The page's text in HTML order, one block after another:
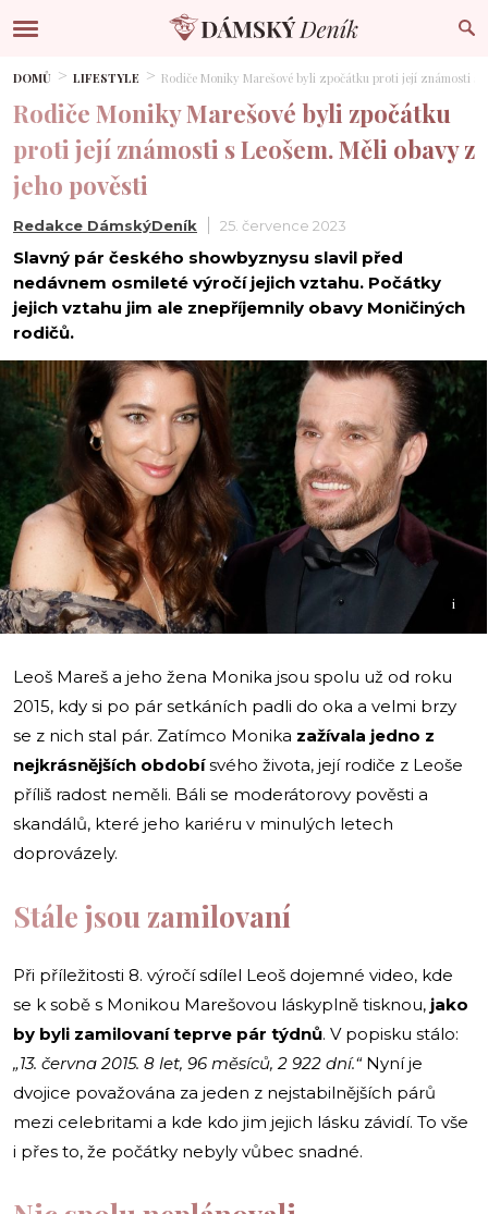
DOMŮ LIFESTYLE Rodiče Moniky Marešové byli zpočátku proti její známosti s
Rodiče Moniky Marešové byli zpočátku
proti její známosti s Leošem. Měli obavy z
jeho pověsti
Redakce DámskýDeník 25. července 2023
Slavný pár českého showbyznysu slavil před
nedávnem osmileté výročí jejich vztahu. Počátky
jejich vztahu jim ale znepříjemnily obavy Moničiných
rodičů.
i
Leoš Mareš a jeho žena Monika jsou spolu už od roku
2015, kdy si po pár setkáních padli do oka a velmi brzy
se z nich stal pár. Zatímco Monika zažívala jedno z
nejkrásnějších obdobísvého života, její rodiče z Leoše
příliš radost neměli. Báli se moderátorovy pověsti a
skandálů, které jeho kariéru v minulých letech
doprovázely.
Stále jsou zamilovaní
Při příležitosti 8. výročí sdílel Leoš dojemné video, kde
se k sobě s Monikou Marešovou láskyplně tisknou, jako
by byli zamilovaní teprve pár týdnů. V popisku stálo:
„13. června 2015. 8 let, 96 měsíců, 2 922 dní.“ Nyní je
dvojice považována za jeden z nejstabilnějších párů
mezi celebritami a kde kdo jim jejich lásku závidí. To vše
i přes to, že počátky nebyly vůbec snadné.